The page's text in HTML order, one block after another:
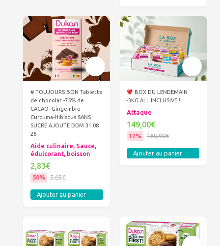
# TOUJOURS BON Tablette
de chocolat -75% de
CACAO- Gingembre-
Curcuma-Hibiscus SANS
SUCRE AJOUTE DDM 31 08
26
Aide culinaire, Sauce,
édulcorant, boisson
2,83€
50% 5,65€
Ajouter au panier
BOX DU LENDEMAIN
-3KG ALL INCLUSIVE !
Attaque
149,00€
12% 169,99€
Ajouter au panier